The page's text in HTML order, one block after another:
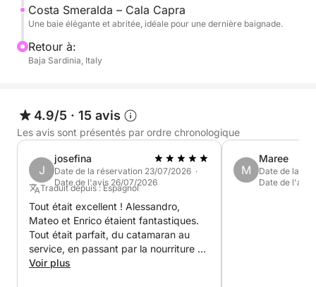
Une expérience complète alliant les plus belles eaux
de l'archipel à l'élégance de la Costa Smeralda,
parfaite pour ceux qui recherchent une journée
Costa Smeralda – Cala Capra
Une baie élégante et abritée, idéale pour une dernière baignade.
Retour à:
Baja Sardinia, Italy
4.9/5 · 15 avis
Les avis sont présentés par ordre chronologique
J
josefina
Date de la réservation 23/07/2026 ·
Date de l'avis 26/07/2026
Traduit depuis : Espagnol
Tout était excellent ! Alessandro,
Mateo et Enrico étaient fantastiques.
Tout était parfait, du catamaran au
service, en passant par la nourriture et
les excellents chefs ! Le seul point à
Voir plus
M
Maree
Date de la
Date de l'avis